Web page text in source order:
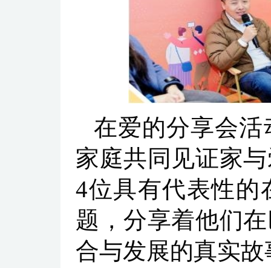
在爱的分享会
家庭共同见证家
4位具有代表性的
题，分享着他们
合与发展的真实